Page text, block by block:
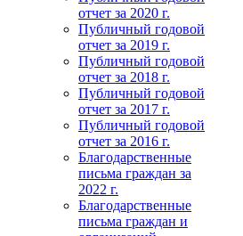
отчет за 2020 г.
Публичный годовой
отчет за 2019 г.
Публичный годовой
отчет за 2018 г.
Публичный годовой
отчет за 2017 г.
Публичный годовой
отчет за 2016 г.
Благодарственные
письма граждан за
2022 г.
Благодарственные
письма граждан и